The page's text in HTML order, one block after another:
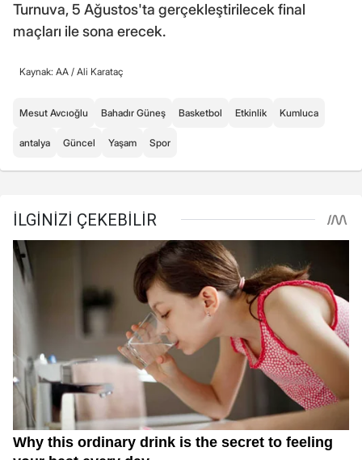
Turnuva, 5 Ağustos'ta gerçekleştirilecek final
maçları ile sona erecek.
Kaynak: AA / Ali Karataç
Mesut Avcıoğlu Bahadır Güneş Basketbol Etkinlik Kumluca
antalya Güncel Yaşam Spor